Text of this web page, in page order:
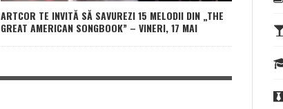
ARTCOR TE INVITĂ SĂ SAVUREZI 15 MELODII DIN „THE
GREAT AMERICAN SONGBOOK” – VINERI, 17 MAI